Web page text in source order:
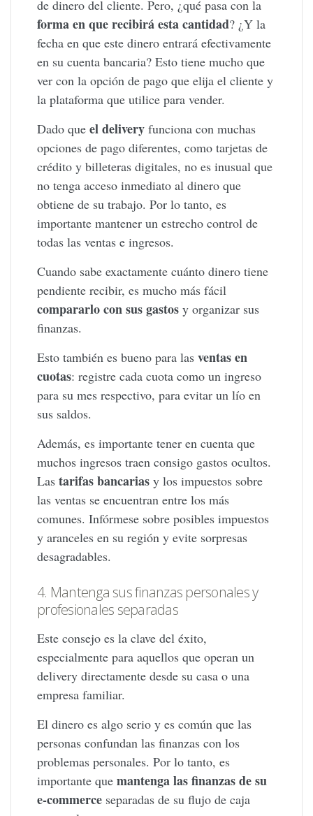
de dinero del cliente. Pero, ¿qué pasa con la
forma en que recibirá esta cantidad? ¿Y la
fecha en que este dinero entrará efectivamente
en su cuenta bancaria? Esto tiene mucho que
ver con la opción de pago que elija el cliente y
la plataforma que utilice para vender.
Dado queel delivery funciona con muchas
opciones de pago diferentes, como tarjetas de
crédito y billeteras digitales, no es inusual que
no tenga acceso inmediato al dinero que
obtiene de su trabajo. Por lo tanto, es
importante mantener un estrecho control de
todas las ventas e ingresos.
Cuando sabe exactamente cuánto dinero tiene
pendiente recibir, es mucho más fácil
compararlo con sus gastos y organizar sus
finanzas.
Esto también es bueno para lasventas en
cuotas: registre cada cuota como un ingreso
para su mes respectivo, para evitar un lío en
sus saldos.
Además, es importante tener en cuenta que
muchos ingresos traen consigo gastos ocultos.
Lastarifas bancarias y los impuestos sobre
las ventas se encuentran entre los más
comunes. Infórmese sobre posibles impuestos
y aranceles en su región y evite sorpresas
desagradables.
4. Mantenga sus finanzas personales y
profesionales separadas
Este consejo es la clave del éxito,
especialmente para aquellos que operan un
delivery directamente desde su casa o una
empresa familiar.
El dinero es algo serio y es común que las
personas confundan las finanzas con los
problemas personales. Por lo tanto, es
importante quemantenga las finanzas de su
e-commerce separadas de su flujo de caja